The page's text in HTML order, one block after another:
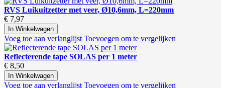
RVS Luikuitzetter met veer, Ø10,6mm, L=220mm
€ 7,97
In Winkelwagen
Voeg toe aan verlanglijst Toevoegen om te vergelijken
Reflecterende tape SOLAS per 1 meter
€ 8,50
In Winkelwagen
Voeg toe aan verlanglijst Toevoegen om te vergelijken